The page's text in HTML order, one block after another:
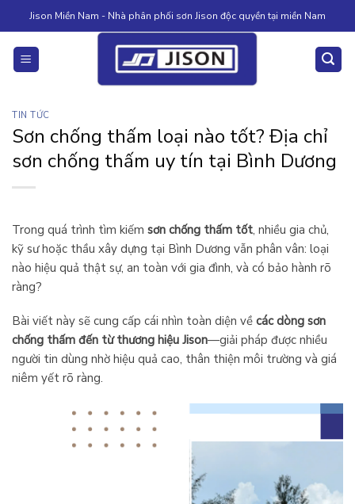
to
content
Jison Miền Nam - Nhà phân phối sơn Jison độc quyền tại miền Nam
TIN TỨC
Sơn chống thấm loại nào tốt? Địa chỉ
sơn chống thấm uy tín tại Bình Dương
Trong quá trình tìm kiếm sơn chống thấm tốt, nhiều gia chủ,
kỹ sư hoặc thầu xây dựng tại Bình Dương vẫn phân vân: loại
nào hiệu quả thật sự, an toàn với gia đình, và có bảo hành rõ
ràng?
Bài viết này sẽ cung cấp cái nhìn toàn diện về các dòng sơn
chống thấm đến từ thương hiệu Jison—giải pháp được nhiều
người tin dùng nhờ hiệu quả cao, thân thiện môi trường và giá
niêm yết rõ ràng.